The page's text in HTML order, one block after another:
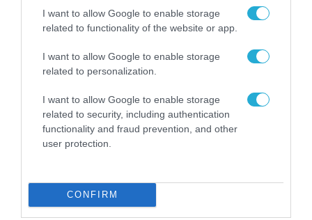
I want to allow Google to enable storage
related to functionality of the website or app.
I want to allow Google to enable storage
related to personalization.
I want to allow Google to enable storage
related to security, including authentication
functionality and fraud prevention, and other
user protection.
CONFIRM
FOCUS ON
06.08.2026 | 17:02
Ουκρανία: Αποκαλύφθηκε ο